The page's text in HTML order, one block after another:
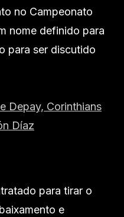
no Campeonato
nome definido para
para ser discutido
Depay, Corinthians
Díaz
para tirar o
e